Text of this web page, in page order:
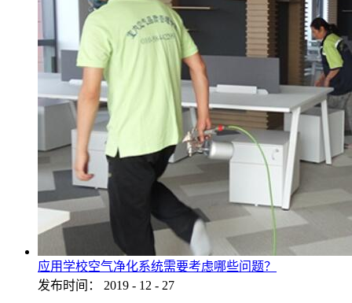
应用学校空气净化系统需要考虑哪些问题？
发布时间：
2019 - 12 - 27